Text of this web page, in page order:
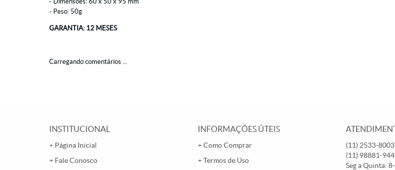
- Peso: 50g
GARANTIA: 12 MESES
Carregando comentários ...
INSTITUCIONAL
Página Inicial
Fale Conosco
INFORMAÇÕES ÚTEIS
Como Comprar
Termos de Uso
(11) 2533-8003
(11) 98881-
Seg a Quinta: